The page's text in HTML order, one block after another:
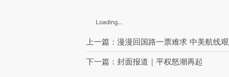
Loading...
上一篇：漫漫回国路一票难求 中美航线
下一篇：封面报道｜平权怒潮再起